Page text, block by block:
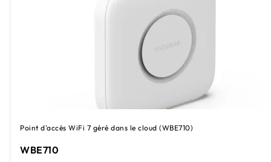
Point d'accès WiFi 7 géré dans le cloud (WBE710)
WBE710